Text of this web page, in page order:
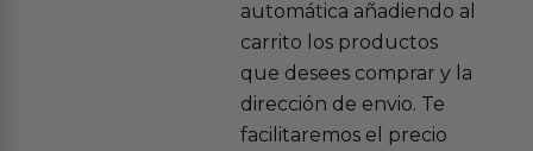
automática añadiendo al
carrito los productos
que desees comprar y la
dirección de envio. Te
facilitaremos el precio